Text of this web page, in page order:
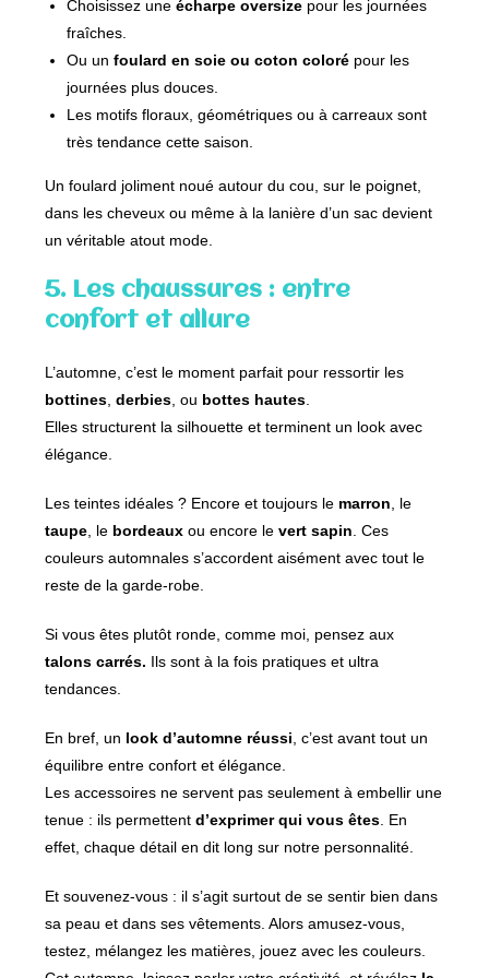
Choisissez uneécharpe oversize pour les journées
fraîches.
Ou unfoulard en soie ou coton coloré pour les
journées plus douces.
Les motifs floraux, géométriques ou à carreaux sont
très tendance cette saison.
Un foulard joliment noué autour du cou, sur le poignet,
dans les cheveux ou même à la lanière d’un sac devient
un véritable atout mode.
5. Les chaussures : entre
confort et allure
L’automne, c’est le moment parfait pour ressortir les
bottines ,derbies , ou bottes hautes
Elles structurent la silhouette et terminent un look avec
élégance.
Les teintes idéales ? Encore et toujours le marron , le
taupe , le bordeaux ou encore levert sapin . Ces
couleurs automnales s’accordent aisément avec tout le
reste de la garde-robe.
Si vous êtes plutôt ronde, comme moi, pensez aux
talons carrés. Ils sont à la fois pratiques et ultra
tendances.
En bref, un look d’automne réussi , c’est avant tout un
équilibre entre confort et élégance.
Les accessoires ne servent pas seulement à embellir une
tenue : ils permettentd’exprimer qui vous êtes . En
effet, chaque détail en dit long sur notre personnalité.
Et souvenez-vous : il s’agit surtout de se sentir bien dans
sa peau et dans ses vêtements. Alors amusez-vous,
testez, mélangez les matières, jouez avec les couleurs.